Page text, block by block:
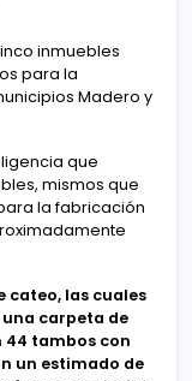
inmuebles
para la
Madero y
que
mismos que
la fabricación
cateo, las cuales
carpeta de
44 tambos con
un estimado de